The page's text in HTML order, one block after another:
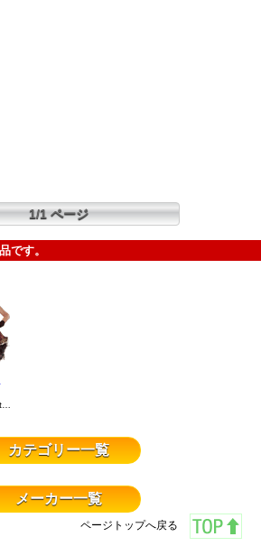
1/1 ページ
です。
カテゴリー一覧
メーカー一覧
ページトップへ戻る